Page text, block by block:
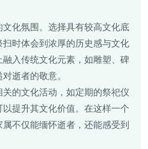
化氛围。选择具有较高文化底
时体会到浓厚的历史感与文化
入传统文化元素，如雕塑、碑
逝者的敬意。
的文化活动，如定期的祭祀仪
提升其文化价值。在这样一个
不仅能缅怀逝者，还能感受到